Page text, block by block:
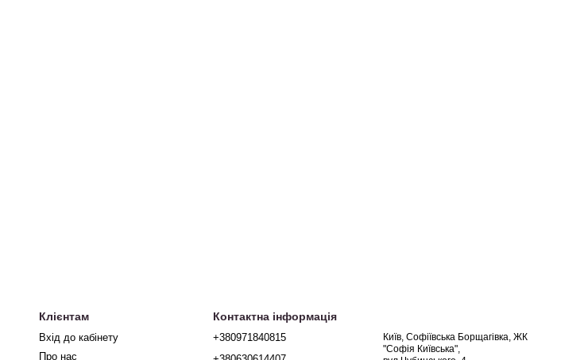
Клієнтам
Вхід до кабінету
Про нас
Контактна інформація
+380971840815
Київ, Софіївська Борщагівка, ЖК
"Софія Київська",